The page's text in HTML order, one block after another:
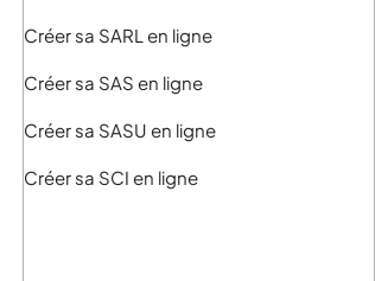
Créer sa SARL en ligne
Créer sa SAS en ligne
Créer sa SASU en ligne
Créer sa SCI en ligne